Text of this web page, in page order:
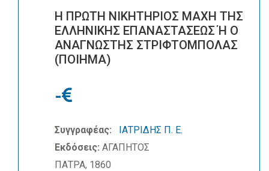
Η ΠΡΩΤΗ ΝΙΚΗΤΗΡΙΟΣ ΜΑΧΗ ΤΗΣ
ΕΛΛΗΝΙΚΗΣ ΕΠΑΝΑΣΤΑΣΕΩΣ Ή Ο
ΑΝΑΓΝΩΣΤΗΣ ΣΤΡΙΦΤΟΜΠΟΛΑΣ
(ΠΟΙΗΜΑ)
-
Συγγραφέας:
ΙΑΤΡΙΔΗΣ Π. Ε.
Εκδόσεις: ΑΓΑΠΗΤΟΣ
ΠΑΤΡΑ, 1860